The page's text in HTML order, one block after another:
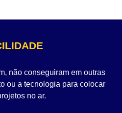
não conseguiram em outras
ou a tecnologia para colocar
no ar.